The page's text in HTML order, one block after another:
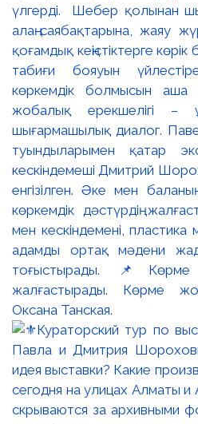
үлгерді. Шебер қолынан
алаң-саябақтарына, жаяу
қоғамдық кеңістіктерге көрік
табиғи бояуын
көркемдік болмысын аша
жобалық ерекшелігі –
шығармашылық диалог.
туындыларымен қатар
кескіндемеші Дмитрий
енгізілген. Әке мен
көркемдік дәстүрдің
мен кескіндемені,
адамды ортақ мәдени
тоғыстырады.
жалғастырады. Көрме
Оксана Танская.